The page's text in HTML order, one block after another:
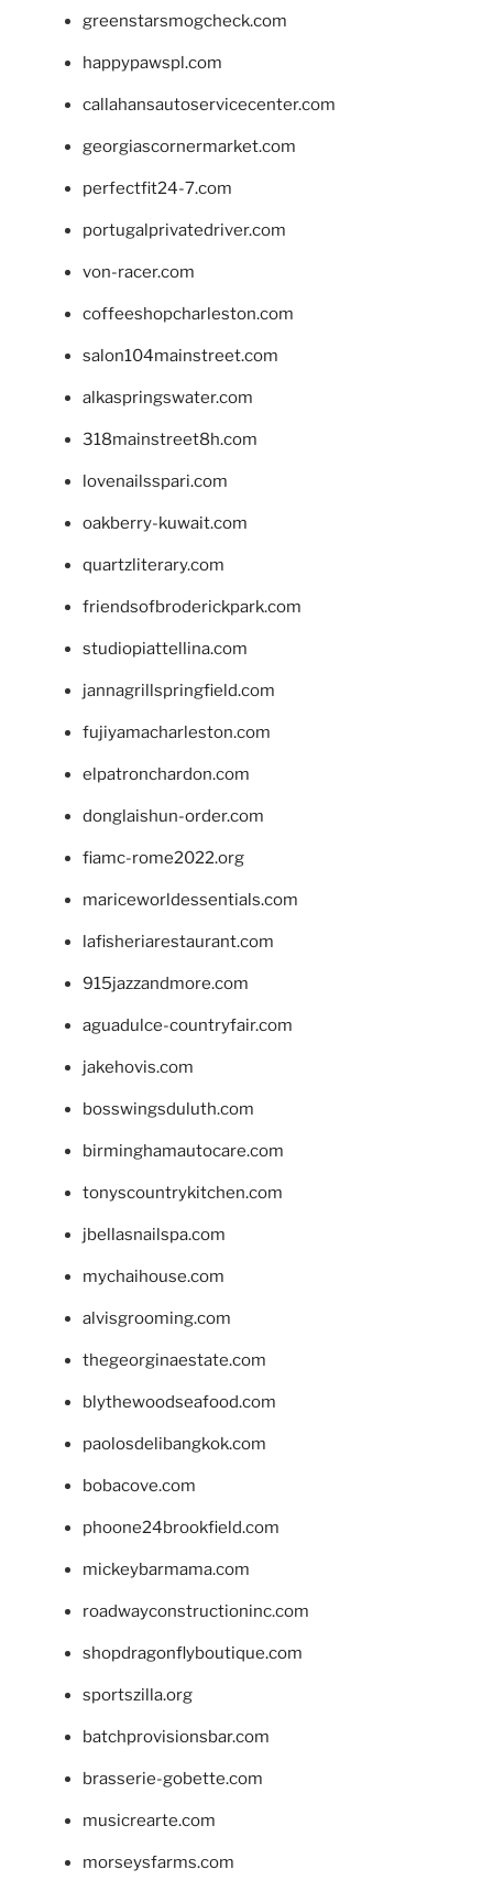
greenstarsmogcheck.com
happypawspl.com
callahansautoservicecenter.com
georgiascornermarket.com
perfectfit24-7.com
portugalprivatedriver.com
von-racer.com
coffeeshopcharleston.com
salon104mainstreet.com
alkaspringswater.com
318mainstreet8h.com
lovenailsspari.com
oakberry-kuwait.com
quartzliterary.com
friendsofbroderickpark.com
studiopiattellina.com
jannagrillspringfield.com
fujiyamacharleston.com
elpatronchardon.com
donglaishun-order.com
fiamc-rome2022.org
mariceworldessentials.com
lafisheriarestaurant.com
915jazzandmore.com
aguadulce-countryfair.com
jakehovis.com
bosswingsduluth.com
birminghamautocare.com
tonyscountrykitchen.com
jbellasnailspa.com
mychaihouse.com
alvisgrooming.com
thegeorginaestate.com
blythewoodseafood.com
paolosdelibangkok.com
bobacove.com
phoone24brookfield.com
mickeybarmama.com
roadwayconstructioninc.com
shopdragonflyboutique.com
sportszilla.org
batchprovisionsbar.com
brasserie-gobette.com
musicrearte.com
morseysfarms.com